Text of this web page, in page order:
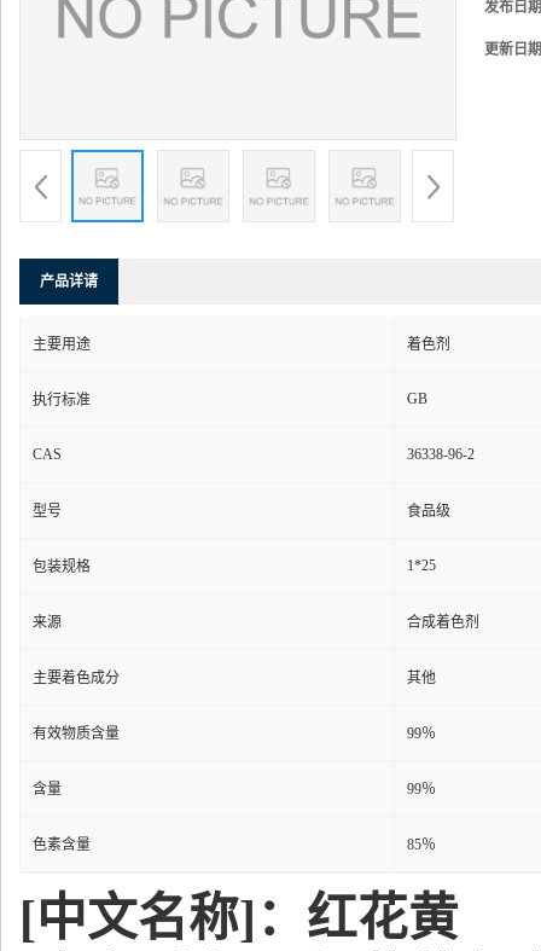
发布日
更新日
产品详请
主要用途 着色剂
执行标准 GB
CAS 36338-96-2
型号 食品级
包装规格 1*25
来源 合成着色剂
主要着色成分 其他
有效物质含量 99％
含量 99％
色素含量 85％
[中文名称]：红花黄